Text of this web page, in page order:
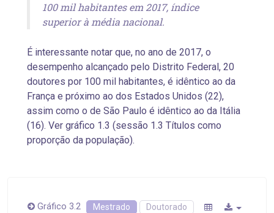
100 mil habitantes em 2017, índice
superior à média nacional.
É interessante notar que, no ano de 2017, o
desempenho alcançado pelo Distrito Federal, 20
doutores por 100 mil habitantes, é idêntico ao da
França e próximo ao dos Estados Unidos (22),
assim como o de São Paulo é idêntico ao da Itália
(16). Ver gráfico 1.3 (sessão 1.3 Títulos como
proporção da população).
Gráfico 3.2 Mestrado Doutorado